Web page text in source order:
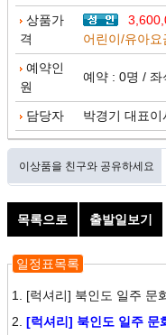
상품가
격
어린이/유아
예약인
원
예약 : 0명 /
담당자 박경기 대표이
이상품을 친구와 공유하세요
목록으로 출발일보기
일정표목록
1. [럭셔리] 북인도 일주 문
2. [럭셔리] 북인도 일주 문